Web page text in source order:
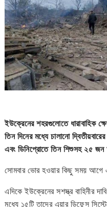
ইউক্রেনের শহরগুলোতে ধারাবাহিক
তিন দিনের মধ্যে চালানো
এবং ডিনিপ্রোতে তিন শিশুসহ ২৫
সোমবার ভোর হওয়ার কিছু সময় আগে
এদিকে ইউক্রেনের সশস্ত্র বাহিনীর
মধ্যে ১৫টি তাদের এয়ার ডিফেন্স